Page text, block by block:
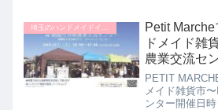
内会場（イン
及び屋外会...
埼玉のハンドメイドイベント
Petit
ドメイド雑
農業交流セ
PETIT
メイド雑貨市
ンター開催日